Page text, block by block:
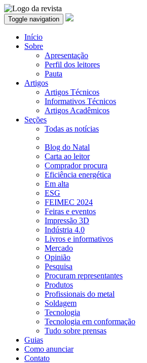
Toggle navigation
Início
Sobre
Apresentação
Perfil dos leitores
Pauta
Artigos
Artigos Técnicos
Informativos Técnicos
Artigos Acadêmicos
Seções
Todas as notícias
Blog do Natal
Carta ao leitor
Comprador procura
Eficiência energética
Em alta
ESG
FEIMEC 2024
Feiras e eventos
Impressão 3D
Indústria 4.0
Livros e informativos
Mercado
Opinião
Pesquisa
Procuram representantes
Produtos
Profissionais do metal
Soldagem
Tecnologia
Tecnologia em conformação
Tudo sobre prensas
Guias
Como anunciar
Contato